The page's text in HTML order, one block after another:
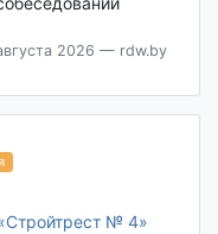
2026 — rdw.by
№ 4»